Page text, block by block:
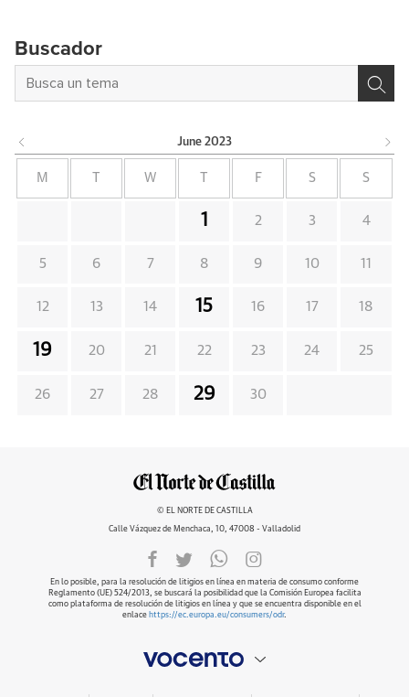
Buscador
June 2023
M W F S S
1 2 3 4
5 6 7 8 9 10 11
12 13 14 15 16 17 18
19 20 21 22 23 24 25
26 27 28 29 30
© EL NORTE DE CASTILLA
Calle Vázquez de Menchaca, 10, 47008 - Valladolid
En lo posible, para la resolución de litigios en línea en materia de consumo conforme
Reglamento (UE) 524/2013, se buscará la posibilidad que la Comisión Europea facilita
como plataforma de resolución de litigios en línea y que se encuentra disponible en el
enlace https://ec.europa.eu/consumers/odr.